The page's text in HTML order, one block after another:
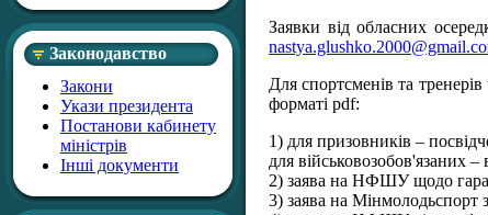
Законодавство
Закони
Укази президента
Постанови кабинету
міністрів
Інші документи
Заявки від обласних
Для спортсменів та
форматі pdf:
1) для призовників –
для військовозобов'язаних
2) заява на НФШУ щодо
3) заява на Мінмолодьспорт